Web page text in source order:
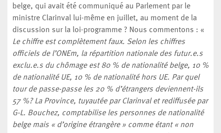
belge, qui avait été communiqué au Parlement par le
ministre Clarinval lui-même en juillet, au moment de la
discussion sur la loi-programme ? Nous commentons : «
Le chiffre est complètement faux. Selon les chiffres
officiels de l’ONEm, la répartition nationale des futur.e.s
exclu.e.s du chômage est 80 % de nationalité belge, 10 %
de nationalité UE, 10 % de nationalité hors UE. Par quel
tour de passe-passe les 20 % d’étrangers deviennent-ils
57 %? La Province, tuyautée par Clarinval et rediffusée par
G-L. Bouchez, comptabilise les personnes de nationalité
belge mais « d’origine étrangère » comme étant « non